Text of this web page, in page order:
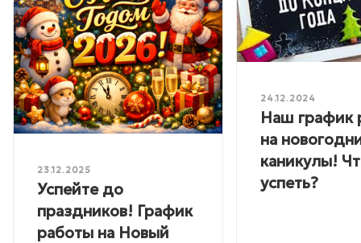
23.12.2025
Успейте до
праздников! График
работы на Новый
24.12.2024
Наш график
на
каникулы!
успеть?